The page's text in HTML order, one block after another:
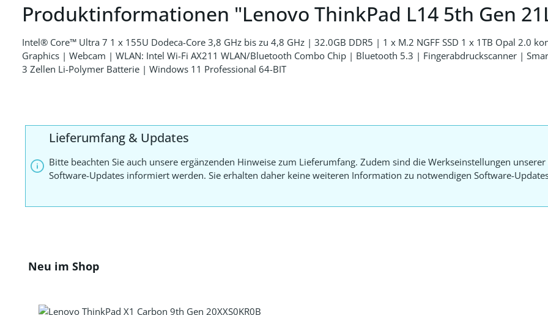
Produktinformationen "Lenovo ThinkPad L14 5th Gen
Intel® Core™ Ultra 7 1 x 155U Dodeca-Core 3,8 GHz bis zu 4,8 GHz | 32.0GB DDR5 | 1 x M.2 NGFF SSD 1 x 1TB Opal
Graphics | Webcam | WLAN: Intel Wi-Fi AX211 WLAN/Bluetooth Combo Chip | Bluetooth 5.3 | Fingerabdruckscanner |
3 Zellen Li-Polymer Batterie | Windows 11 Professional 64-BIT
Lieferumfang & Updates
Bitte beachten Sie auch unsere ergänzenden Hinweise zum Lieferumfang. Zudem sind die Werkseinstellungen
Software-Updates informiert werden. Sie erhalten daher keine weiteren Information zu notwendigen Software-
Produktgalerie überspringen
Neu im Shop